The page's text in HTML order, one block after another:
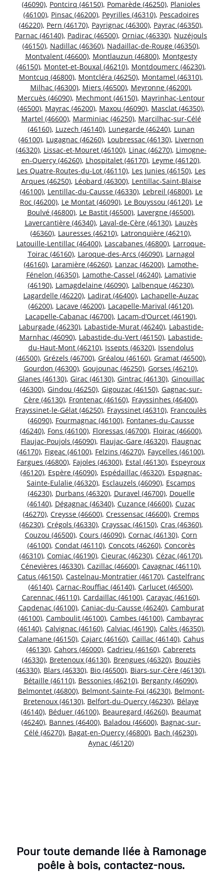
(46090), Pontcirq (46150), Pomarède (46250), Planioles
(46100), Pinsac (46200), Peyrilles (46310), Pescadoires
(46220), Pern (46170), Payrignac (46300), Payrac (46350),
Parnac (46140), Padirac (46500), Orniac (46330), Nuzéjouls
(46150), Nadillac (46360), Nadaillac-de-Rouge (46350),
Montvalent (46600), Montlauzun (46800), Montgesty
(46150), Montet-et-Bouxal (46210), Montdoumerc (46230),
Montcuq (46800), Montcléra (46250), Montamel (46310),
Milhac (46300), Miers (46500), Meyronne (46200),
Mercuès (46090), Mechmont (46150), Mayrinhac-Lentour
(46500), Mayrac (46200), Maxou (46090), Masclat (46350),
Martel (46600), Marminiac (46250), Marcilhac-sur-Célé
(46160), Luzech (46140), Lunegarde (46240), Lunan
(46100), Lugagnac (46260), Loubressac (46130), Livernon
(46320), Lissac-et-Mouret (46100), Linac (46270), Limogne-
en-Quercy (46260), Lhospitalet (46170), Leyme (46120),
Les Quatre-Routes-du-Lot (46110), Les Junies (46150), Les
Arques (46250), Léobard (46300), Lentillac-Saint-Blaise
(46100), Lentillac-du-Causse (46330), Lebreil (46800), Le
Roc (46200), Le Montat (46090), Le Bouyssou (46120), Le
Boulvé (46800), Le Bastit (46500), Lavergne (46500),
Lavercantière (46340), Laval-de-Cère (46130), Lauzès
(46360), Lauresses (46210), Latronquière (46210),
Latouille-Lentillac (46400), Lascabanes (46800), Larroque-
Toirac (46160), Laroque-des-Arcs (46090), Larnagol
(46160), Laramière (46260), Lanzac (46200), Lamothe-
Fénelon (46350), Lamothe-Cassel (46240), Lamativie
(46190), Lamagdelaine (46090), Lalbenque (46230),
Lagardelle (46220), Ladirat (46400), Lachapelle-Auzac
(46200), Lacave (46200), Lacapelle-Marival (46120),
Lacapelle-Cabanac (46700), Lacam-d’Ourcet (46190),
Laburgade (46230), Labastide-Murat (46240), Labastide-
Marnhac (46090), Labastide-du-Vert (46150), Labastide-
du-Haut-Mont (46210), Issepts (46320), Issendolus
(46500), Grézels (46700), Gréalou (46160), Gramat (46500),
Gourdon (46300), Goujounac (46250), Gorses (46210),
Glanes (46130), Girac (46130), Gintrac (46130), Ginouillac
(46300), Gindou (46250), Gigouzac (46150), Gagnac-sur-
Cère (46130), Frontenac (46160), Frayssinhes (46400),
Frayssinet-le-Gélat (46250), Frayssinet (46310), Francoulès
(46090), Fourmagnac (46100), Fontanes-du-Causse
(46240), Fons (46100), Floressas (46700), Floirac (46600),
Flaujac-Poujols (46090), Flaujac-Gare (46320), Flaugnac
(46170), Figeac (46100), Felzins (46270), Faycelles (46100),
Fargues (46800), Fajoles (46300), Estal (46130), Espeyroux
(46120), Espère (46090), Espédaillac (46320), Espagnac-
Sainte-Eulalie (46320), Esclauzels (46090), Escamps
(46230), Durbans (46320), Duravel (46700), Douelle
(46140), Dégagnac (46340), Cuzance (46600), Cuzac
(46270), Creysse (46600), Cressensac (46600), Cremps
(46230), Crégols (46330), Crayssac (46150), Cras (46360),
Couzou (46500), Cours (46090), Cornac (46130), Corn
(46100), Condat (46110), Concots (46260), Concorès
(46310), Comiac (46190), Cieurac (46230), Cézac (46170),
Cénevières (46330), Cazillac (46600), Cavagnac (46110),
Catus (46150), Castelnau-Montratier (46170), Castelfranc
(46140), Carnac-Rouffiac (46140), Carlucet (46500),
Carennac (46110), Cardaillac (46100), Carayac (46160),
Capdenac (46100), Caniac-du-Causse (46240), Camburat
(46100), Camboulit (46100), Cambes (46100), Cambayrac
(46140), Calvignac (46160), Calviac (46190), Calès (46350),
Calamane (46150), Cajarc (46160), Caillac (46140), Cahus
(46130), Cahors (46000), Cadrieu (46160), Cabrerets
(46330), Bretenoux (46130), Brengues (46320), Bouziès
(46330), Blars (46330), Bio (46500), Biars-sur-Cère (46130),
Bétaille (46110), Bessonies (46210), Berganty (46090),
Belmontet (46800), Belmont-Sainte-Foi (46230), Belmont-
Bretenoux (46130), Belfort-du-Quercy (46230), Bélaye
(46140), Béduer (46100), Beauregard (46260), Beaumat
(46240), Bannes (46400), Baladou (46600), Bagnac-sur-
Célé (46270), Bagat-en-Quercy (46800), Bach (46230),
Aynac (46120)
Pour toute demande liée à Ramonage
poêle à bois, contactez-nous.